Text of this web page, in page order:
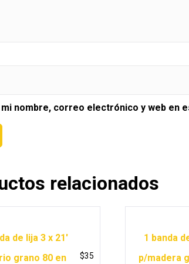
mi nombre, correo electrónico y web en
relacionados
de lija 3 x 21′
grano 80 en
$35
1 banda
p/madera